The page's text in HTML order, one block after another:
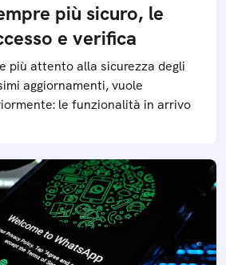
più sicuro, le
e verifica
più attento alla sicurezza degli
aggiornamenti, vuole
le funzionalità in arrivo